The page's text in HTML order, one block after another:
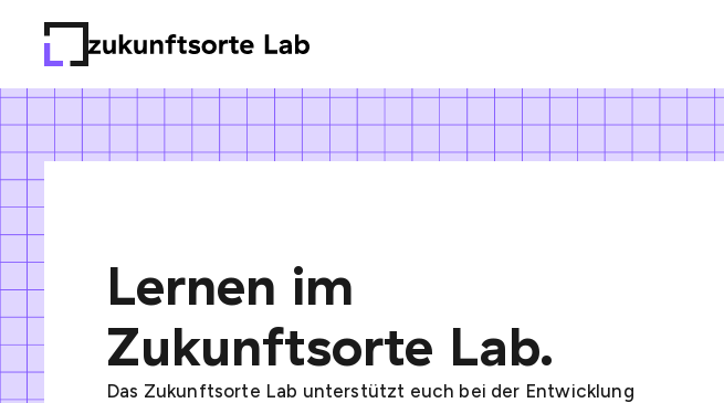
Lernen im
Zukunftsorte Lab.
Das Zukunftsorte Lab unterstützt euch bei der Entwicklung